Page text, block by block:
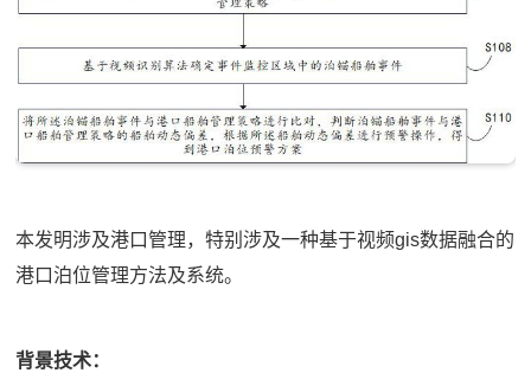
本发明涉及港口管理，特别涉及一种基于视频gis数据融合的
港口泊位管理方法及系统。
背景技术：